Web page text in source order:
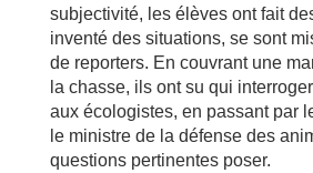
subjectivité, les élèves ont fait
inventé des situations, se sont
de reporters. En couvrant une
la chasse, ils ont su qui
aux écologistes, en passant par
le ministre de la défense des
questions pertinentes poser.